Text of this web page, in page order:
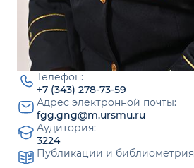
Телефон:
+7 (343) 278-73-59
Адрес электронной почты:
fgg.gng@m.ursmu.ru
Аудитория:
3224
Публикации и библиометрия